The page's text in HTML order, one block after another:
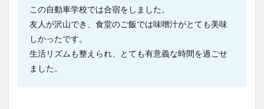
この自動車学校では合宿をしました。
友人が沢山でき、食堂のご飯では味噌汁がとても美味
しかったです。
生活リズムも整えられ、とても有意義な時間を過ごせ
ました。